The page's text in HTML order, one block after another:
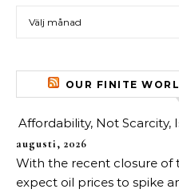
OUR FINITE
Affordability, Not Scarcity,
augusti, 2026
With the recent closure of
expect oil prices to spike